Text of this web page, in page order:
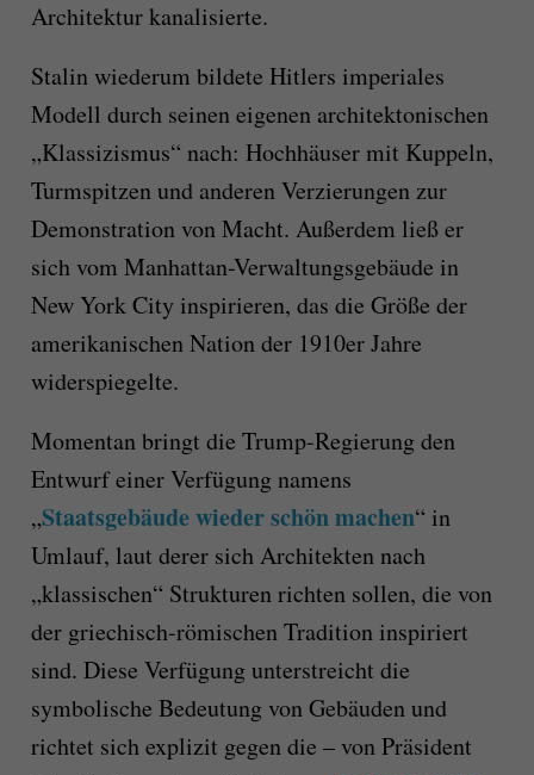
Architektur kanalisierte.
Stalin wiederum bildete Hitlers imperiales
Modell durch seinen eigenen architektonischen
„Klassizismus“ nach: Hochhäuser mit Kuppeln,
Turmspitzen und anderen Verzierungen zur
Demonstration von Macht. Außerdem ließ er
sich vom Manhattan-Verwaltungsgebäude in
New York City inspirieren, das die Größe der
amerikanischen Nation der 1910er Jahre
widerspiegelte.
Momentan bringt die Trump-Regierung den
Entwurf einer Verfügung namens
„Staatsgebäude wieder schön machen“ in
Umlauf, laut derer sich Architekten nach
„klassischen“ Strukturen richten sollen, die von
der griechisch-römischen Tradition inspiriert
sind. Diese Verfügung unterstreicht die
symbolische Bedeutung von Gebäuden und
richtet sich explizit gegen die – von Präsident